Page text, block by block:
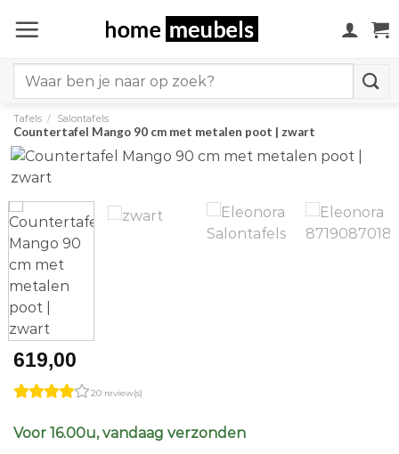
naar
for:
Tafels / Salontafels
Countertafel Mango 90 cm met metalen poot | zwart
619,00
20 review(s)
Voor 16.00u, vandaag verzonden